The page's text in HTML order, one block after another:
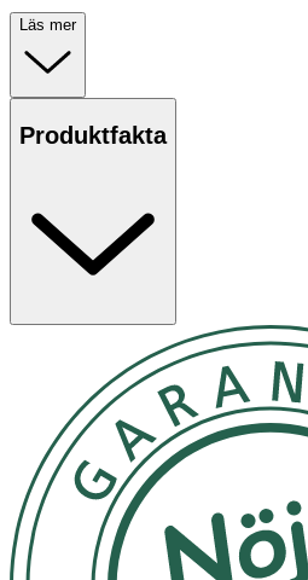
Läs mer
Produktfakta